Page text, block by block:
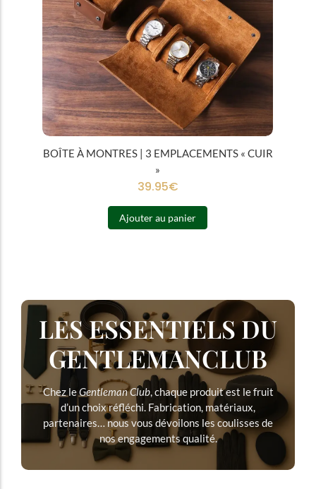
BOÎTE À MONTRES | 3 EMPLACEMENTS « CUIR
»
39.95€
Ajouter au panier
LES ESSENTIELS DU
GENTLEMANCLUB
Chez leGentleman Club, chaque produit est le fruit
d’un choix réfléchi. Fabrication, matériaux,
partenaires… nous vous dévoilons les coulisses de
nos engagements qualité.